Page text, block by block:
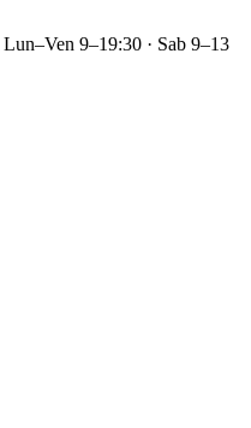
Lun–Ven 9–19:30 · Sab 9–13